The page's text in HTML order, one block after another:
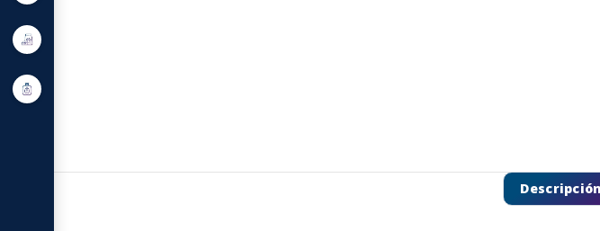
Descripción